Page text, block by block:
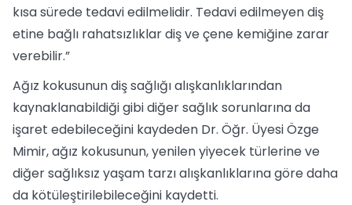
kısa sürede tedavi edilmelidir. Tedavi edilmeyen diş
etine bağlı rahatsızlıklar diş ve çene kemiğine zarar
verebilir.”
Ağız kokusunun diş sağlığı alışkanlıklarından
kaynaklanabildiği gibi diğer sağlık sorunlarına da
işaret edebileceğini kaydeden Dr. Öğr. Üyesi Özge
Mimir, ağız kokusunun, yenilen yiyecek türlerine ve
diğer sağlıksız yaşam tarzı alışkanlıklarına göre daha
da kötüleştirilebileceğini kaydetti.